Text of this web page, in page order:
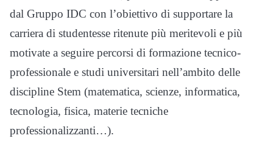
dal Gruppo IDC con l’obiettivo di supportare la
carriera di studentesse ritenute più meritevoli e più
motivate a seguire percorsi di formazione tecnico-
professionale e studi universitari nell’ambito delle
discipline Stem (matematica, scienze, informatica,
tecnologia, fisica, materie tecniche
professionalizzanti…).